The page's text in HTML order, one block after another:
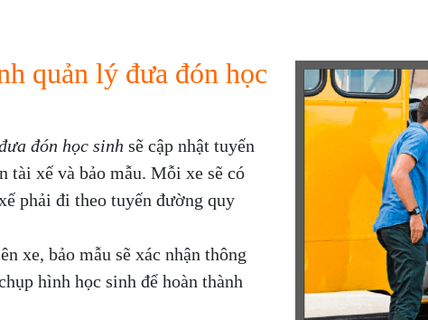
quản lý đưa đón học
đón học sinh sẽ cập nhật tuyến
tài xế và bảo mẫu. Mỗi xe sẽ có
phải đi theo tuyến đường quy
xe, bảo mẫu sẽ xác nhận thông
hình học sinh để hoàn thành